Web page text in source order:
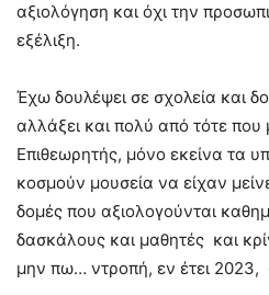
αξιολόγηση και όχι την
εξέλιξη.
Έχω δουλέψει σε σχολεία και
αλλάξει και πολύ από τότε που
Επιθεωρητής, μόνο εκείνα τα
κοσμούν μουσεία να είχαν
δομές που αξιολογούνται
δασκάλους και μαθητές και
μην πω… ντροπή, εν έτει